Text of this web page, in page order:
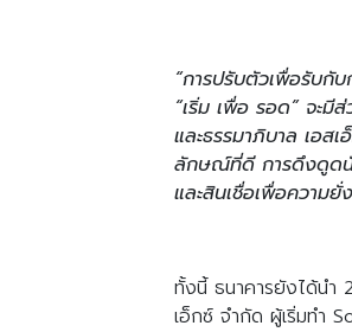
“การปรับตัวเพื่อรับกั
“เริ่ม เพื่อ รอด” จะมี
และธรรมาภิบาล เอส
ลักษณ์ที่ดี การดึงดูดนั
และสินเชื่อเพื่อความ
ทั้งนี้ ธนาคารยังได้นำ
เอ็กซ์ จำกัด ผู้เริ่มทำ